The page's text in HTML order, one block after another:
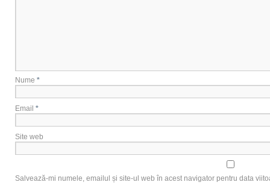
Nume *
Email *
Site web
Salvează-mi numele, emailul și site-ul web în acest navigator pentru data